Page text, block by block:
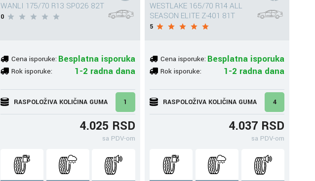
WANLI 175/70 R13 SP026 82T
0
Cena isporuke: Besplatna isporuka
Rok isporuke: 1-2 radna dana
RASPOLOŽIVA KOLIČINA GUMA 1
4.025 RSD
sa PDV-om
WESTLAKE 165/70 R14 ALL
SEASON ELITE Z-401 81T
5
Cena isporuke: Besplatna isporuka
Rok isporuke: 1-2 radna dana
RASPOLOŽIVA KOLIČINA GUMA 4
4.037 RSD
sa PDV-om